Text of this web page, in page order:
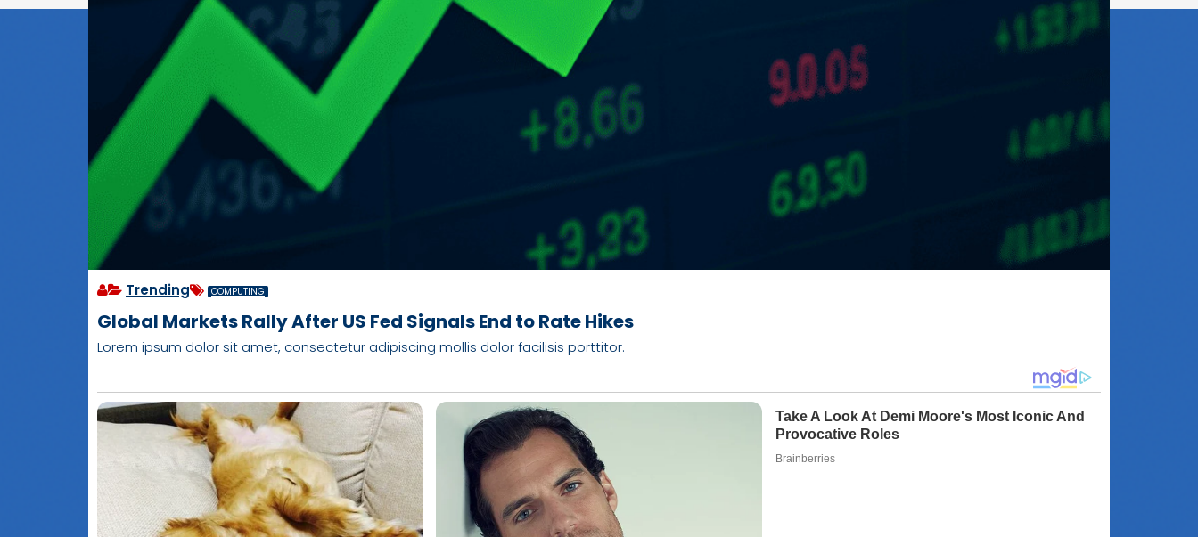
Trending COMPUTING
Global Markets Rally After US Fed Signals End to Rate Hikes
Lorem ipsum dolor sit amet, consectetur adipiscing mollis dolor facilisis porttitor.